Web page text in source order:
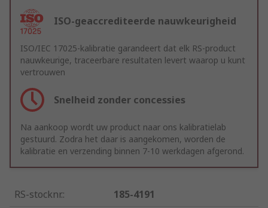
ISO-geaccrediteerde nauwkeurigheid
ISO/IEC 17025-kalibratie garandeert dat elk RS-product
nauwkeurige, traceerbare resultaten levert waarop u kunt
vertrouwen
Snelheid zonder concessies
Na aankoop wordt uw product naar ons kalibratielab
gestuurd. Zodra het daar is aangekomen, worden de
kalibratie en verzending binnen 7-10 werkdagen afgerond.
RS-stocknr.:
185-4191